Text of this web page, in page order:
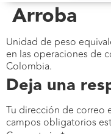
Arroba
Unidad de peso
en las operaciones de
Colombia.
Deja una
Tu dirección de correo
campos obligatorios